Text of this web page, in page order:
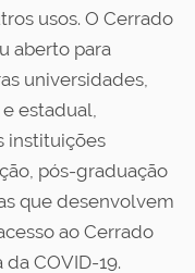
usos. O Cerrado
aberto para
universidades,
estadual,
instituições
pós-graduação
que desenvolvem
ao Cerrado
COVID-19.